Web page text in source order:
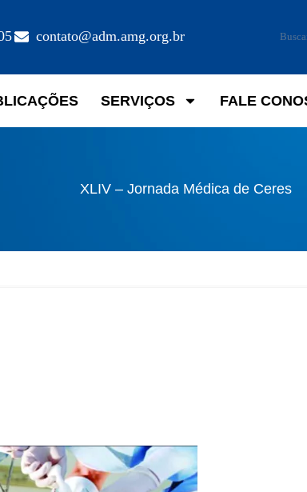
contato@adm.amg.org.br
SERVIÇOS FALE
XLIV – Jornada Médica de Ceres